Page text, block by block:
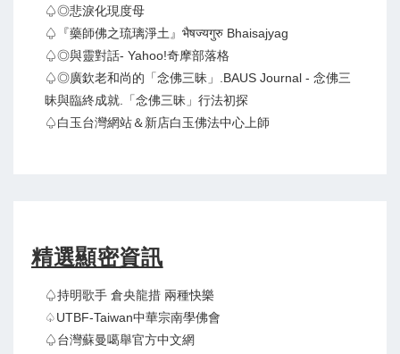
♤◎悲淚化現度母
♤『藥師佛之琉璃淨土』भैषज्यगुरु Bhaisajyag
♤◎與靈對話- Yahoo!奇摩部落格
♤◎廣欽老和尚的「念佛三昧」.BAUS Journal - 念佛三
昧與臨終成就.「念佛三昧」行法初探
♤白玉台灣網站＆新店白玉佛法中心上師
精選顯密資訊
♤持明歌手 倉央龍措 兩種快樂
♤UTBF-Taiwan中華宗南學佛會
♤台灣蘇曼噶舉官方中文網